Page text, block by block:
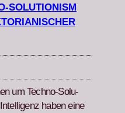
SOLUTIONISM
um Tech­no-Solu­
haben eine